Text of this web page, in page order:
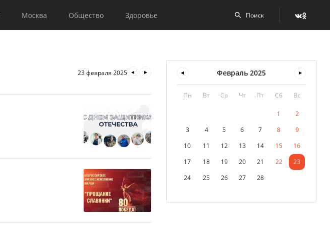
Москва Общество Здоровье
23 февраля 2025 Февраль 2025
Пн Вт Ср Чт Пт Сб Вс
1
2
3
4 5 6 7 8
9
10
11 12 13 14 15
16
17
18 19 20 21 22
23
24
25 26 27 28